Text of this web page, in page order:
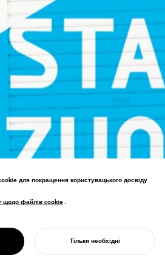
Брендинг культурно-мистецького
міжнародного центру виконавських
для покращення користувацького досвіду
щодо файлів cookie
щодо файлів cookie .
Тільки необхідні